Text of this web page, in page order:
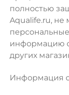
полностью
Aqualife.ru, не
информацию
других
Информация